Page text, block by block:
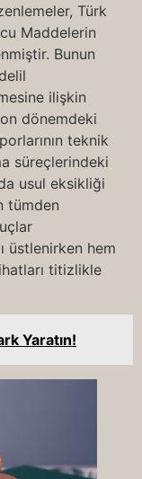
Türk
Maddelerin
Bunun
ilişkin
dönemdeki
teknik
süreçlerindeki
usul eksikliği
tümden
üstlenirken hem
titizlikle
Yaratın!